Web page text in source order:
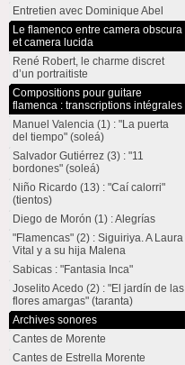
Entretien avec Dominique Abel
Le flamenco entre camera obscura
et camera lucida
René Robert, le charme discret
d’un portraitiste
Compositions pour guitare
flamenca : transcriptions intégrales
Manuel Valencia (1) : "La puerta
del tiempo" (soleá)
Salvador Gutiérrez (3) : "11
bordones" (soleá)
Niño Ricardo (13) : "Caí calorri"
(tientos)
Diego de Morón (1) : Alegrías
"Flamencas" (2) : Siguiriya. A Laura
Vital y a su hija Malena
Sabicas : "Fantasia Inca"
Joselito Acedo (2) : "El jardín de las
flores amargas" (taranta)
Archives sonores
Cantes de Morente
Cantes de Estrella Morente